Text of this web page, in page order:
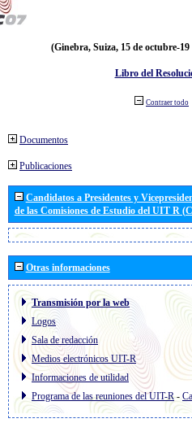
(Ginebra, Suiza, 15 de octubre-19
Libro del
Contraer todo
Documentos
Publicaciones
Candidatos a Presidentes y
de las Comisiones de Estudio del UIT R
Otras informaciones
Transmisión por la web
Logos
Sala de redacción
Medios electrónicos UIT-R
Informaciones de utilidad
Programa de las reuniones del UIT-R-